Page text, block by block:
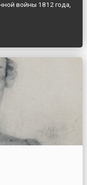
войны 1812 года,